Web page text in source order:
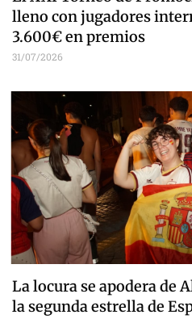
lleno con jugadores
3.600€ en premios
31/07/2026
La locura se apodera de
la segunda estrella de